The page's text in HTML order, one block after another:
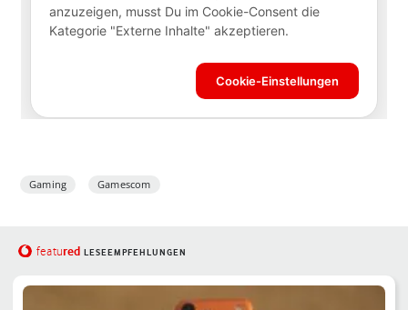
Gaming Gamescom
featured LESEEMPFEHLUNGEN